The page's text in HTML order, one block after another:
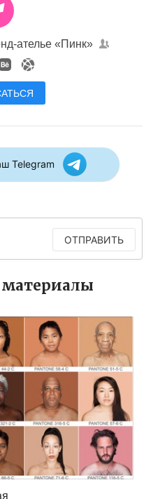
ателье «Пинк»
Telegram
ОТПРАВИТЬ